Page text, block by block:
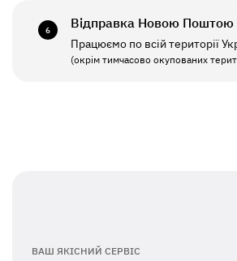
ПН - ПТ
СБ - НД
11:00 - 19:00
6 Відправка Новою Поштою
Працюємо по всій території
(окрім тимчасово окупованих
ВАШ ЯКІСНИЙ СЕРВІС